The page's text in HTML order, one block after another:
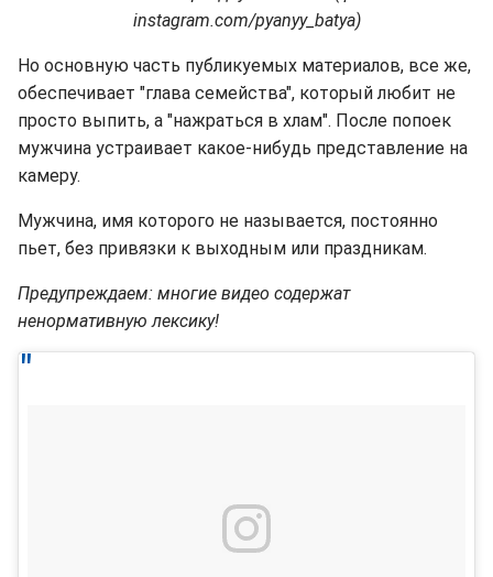
instagram.com/pyanyy_batya)
Но основную часть публикуемых материалов, все же,
обеспечивает "глава семейства", который любит не
просто выпить, а "нажраться в хлам". После попоек
мужчина устраивает какое-нибудь представление на
камеру.
Мужчина, имя которого не называется, постоянно
пьет, без привязки к выходным или праздникам.
Предупреждаем: многие видео содержат
ненормативную лексику!